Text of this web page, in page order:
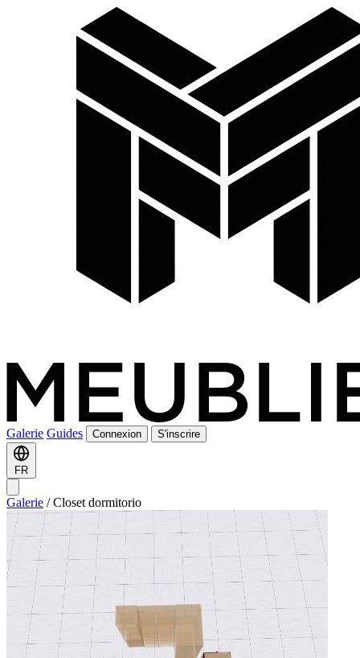
Galerie Guides Connexion S'inscrire
FR
Galerie / Closet dormitorio